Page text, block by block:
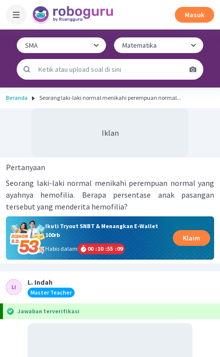
Masuk
Beranda Seorang laki-laki normal menikahi perempuan normal...
Iklan
Pertanyaan
Seorang laki-laki normal menikahi perempuan normal yang
ayahnya hemofilia. Berapa persentase anak pasangan
tersebut yang menderita hemofilia?
Ikuti Tryout SNBT & Menangkan E-Wallet
100rb
Habis dalam
00 :10 :55 :09
Klaim
L. Indah
Master Teacher
Jawaban terverifikasi